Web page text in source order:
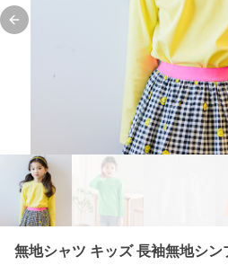
Previous slide
無地シャツ キッズ 長袖無地シン